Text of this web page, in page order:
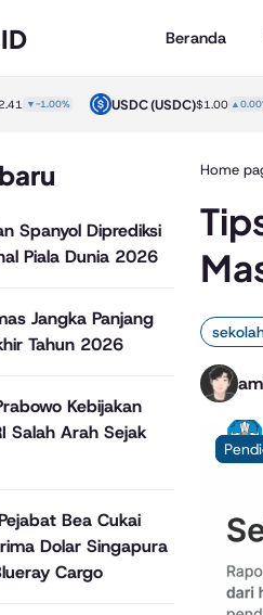
Beranda
▼-1.00% USDC(USDC)$1.00 ▲0.00%
Spanyol Diprediksi
Piala Dunia 2026
Jangka Panjang
Tahun 2026
Kebijakan
Salah Arah Sejak
Bea Cukai
Dolar Singapura
Cargo
Home